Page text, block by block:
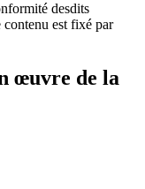
desdits
est fixé par
œuvre de la